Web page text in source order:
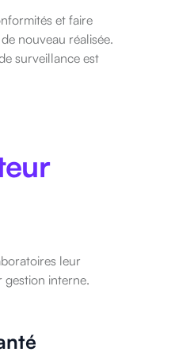
et faire
nouveau réalisée.
surveillance est
leur
gestion interne.